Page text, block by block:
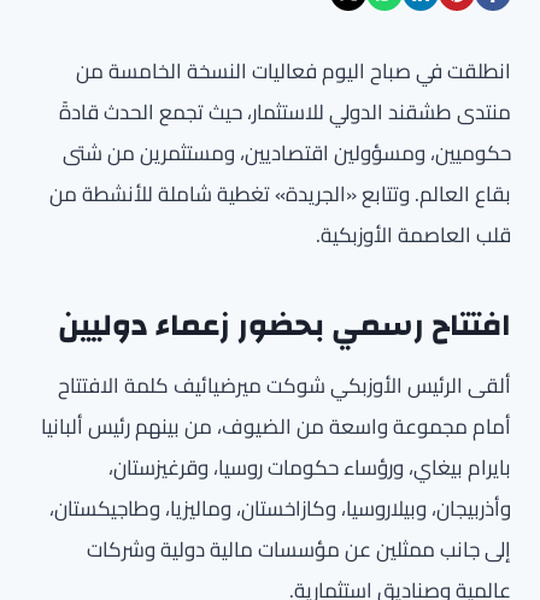
انطلقت في صباح اليوم فعاليات النسخة الخامسة من
منتدى طشقند الدولي للاستثمار، حيث تجمع الحدث قادةً
حكوميين، ومسؤولين اقتصاديين، ومستثمرين من شتى
بقاع العالم. وتتابع «الجريدة» تغطية شاملة للأنشطة من
قلب العاصمة الأوزبكية.
افتتاح رسمي بحضور زعماء دوليين
ألقى الرئيس الأوزبكي شوكت ميرضيائيف كلمة الافتتاح
أمام مجموعة واسعة من الضيوف، من بينهم رئيس ألبانيا
بايرام بيغاي، ورؤساء حكومات روسيا، وقرغيزستان،
وأذربيجان، وبيلاروسيا، وكازاخستان، وماليزيا، وطاجيكستان،
إلى جانب ممثلين عن مؤسسات مالية دولية وشركات
عالمية وصناديق استثمارية.